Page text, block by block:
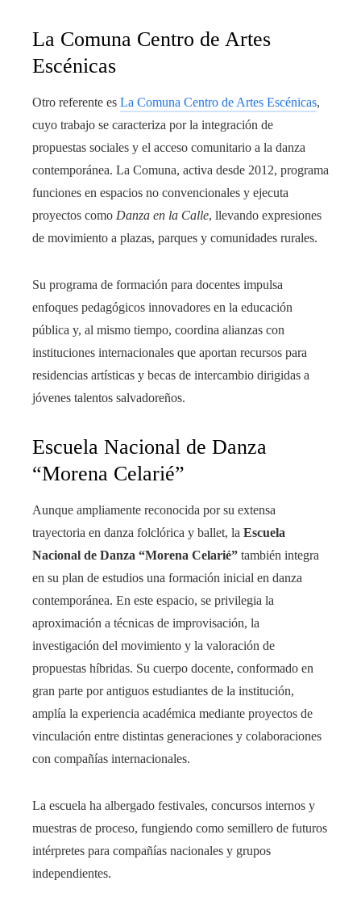
La Comuna Centro de Artes
Escénicas
Otro referente es La Comuna Centro de Artes Escénicas,
cuyo trabajo se caracteriza por la integración de
propuestas sociales y el acceso comunitario a la danza
contemporánea. La Comuna, activa desde 2012, programa
funciones en espacios no convencionales y ejecuta
proyectos como Danza en la Calle, llevando expresiones
de movimiento a plazas, parques y comunidades rurales.
Su programa de formación para docentes impulsa
enfoques pedagógicos innovadores en la educación
pública y, al mismo tiempo, coordina alianzas con
instituciones internacionales que aportan recursos para
residencias artísticas y becas de intercambio dirigidas a
jóvenes talentos salvadoreños.
Escuela Nacional de Danza
“Morena Celarié”
Aunque ampliamente reconocida por su extensa
trayectoria en danza folclórica y ballet, la Escuela
Nacional de Danza “Morena Celarié” también integra
en su plan de estudios una formación inicial en danza
contemporánea. En este espacio, se privilegia la
aproximación a técnicas de improvisación, la
investigación del movimiento y la valoración de
propuestas híbridas. Su cuerpo docente, conformado en
gran parte por antiguos estudiantes de la institución,
amplía la experiencia académica mediante proyectos de
vinculación entre distintas generaciones y colaboraciones
con compañías internacionales.
La escuela ha albergado festivales, concursos internos y
muestras de proceso, fungiendo como semillero de futuros
intérpretes para compañías nacionales y grupos
independientes.